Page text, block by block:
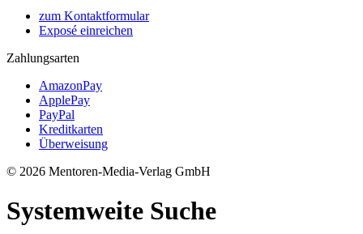
zum Kontaktformular
Exposé einreichen
Zahlungsarten
AmazonPay
ApplePay
PayPal
Kreditkarten
Überweisung
© 2026 Mentoren-Media-Verlag GmbH
Systemweite Suche